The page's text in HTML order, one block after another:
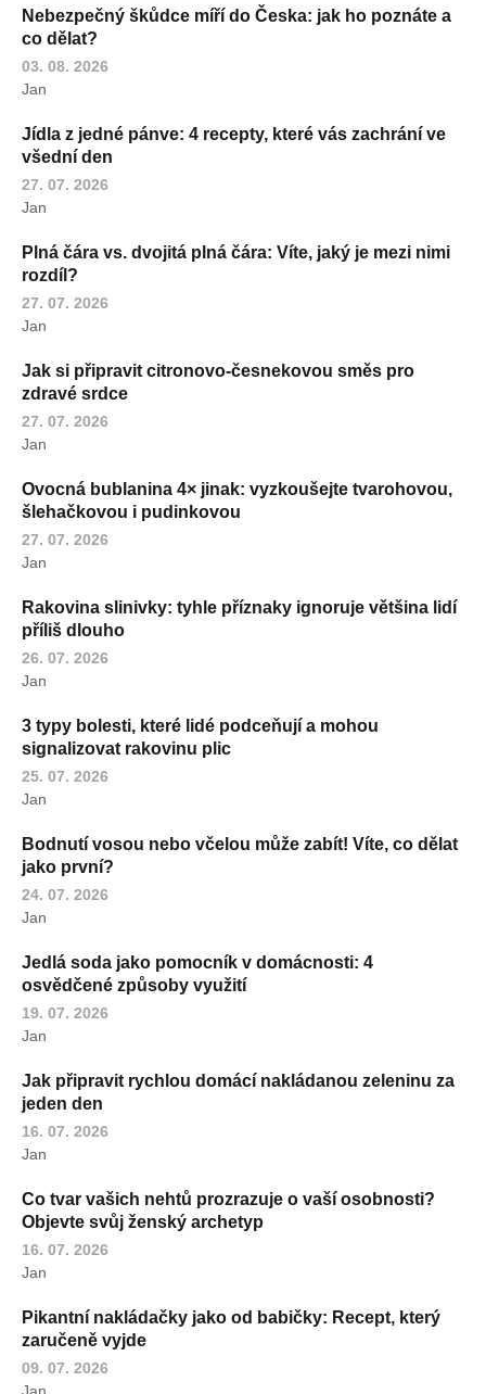
Nebezpečný škůdce míří do Česka: jak ho poznáte a
co dělat?
03. 08. 2026
Jan
Jídla z jedné pánve: 4 recepty, které vás zachrání ve
všední den
27. 07. 2026
Jan
Plná čára vs. dvojitá plná čára: Víte, jaký je mezi nimi
rozdíl?
27. 07. 2026
Jan
Jak si připravit citronovo-česnekovou směs pro
zdravé srdce
27. 07. 2026
Jan
Ovocná bublanina 4× jinak: vyzkoušejte tvarohovou,
šlehačkovou i pudinkovou
27. 07. 2026
Jan
Rakovina slinivky: tyhle příznaky ignoruje většina lidí
příliš dlouho
26. 07. 2026
Jan
3 typy bolesti, které lidé podceňují a mohou
signalizovat rakovinu plic
25. 07. 2026
Jan
Bodnutí vosou nebo včelou může zabít! Víte, co dělat
jako první?
24. 07. 2026
Jan
Jedlá soda jako pomocník v domácnosti: 4
osvědčené způsoby využití
19. 07. 2026
Jan
Jak připravit rychlou domácí nakládanou zeleninu za
jeden den
16. 07. 2026
Jan
Co tvar vašich nehtů prozrazuje o vaší osobnosti?
Objevte svůj ženský archetyp
16. 07. 2026
Jan
Pikantní nakládačky jako od babičky: Recept, který
zaručeně vyjde
09. 07. 2026